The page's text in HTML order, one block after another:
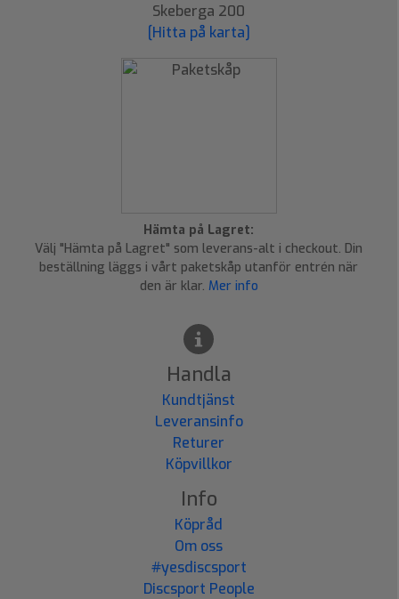
Skeberga 200
[Hitta på karta]
Hämta på Lagret:
Välj "Hämta på Lagret" som leverans-alt i checkout. Din
beställning läggs i vårt paketskåp utanför entrén när
den är klar. Mer info
Handla
Kundtjänst
Leveransinfo
Returer
Köpvillkor
Info
Köpråd
Om oss
#yesdiscsport
Discsport People